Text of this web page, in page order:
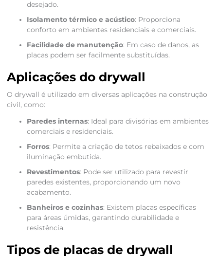
desejado.
Isolamento térmico e acústico: Proporciona
conforto em ambientes residenciais e comerciais.
Facilidade de manutenção: Em caso de danos, as
placas podem ser facilmente substituídas.
Aplicações do drywall
O drywall é utilizado em diversas aplicações na construção
civil, como:
Paredes internas: Ideal para divisórias em ambientes
comerciais e residenciais.
Forros: Permite a criação de tetos rebaixados e com
iluminação embutida.
Revestimentos: Pode ser utilizado para revestir
paredes existentes, proporcionando um novo
acabamento.
Banheiros e cozinhas: Existem placas específicas
para áreas úmidas, garantindo durabilidade e
resistência.
Tipos de placas de drywall